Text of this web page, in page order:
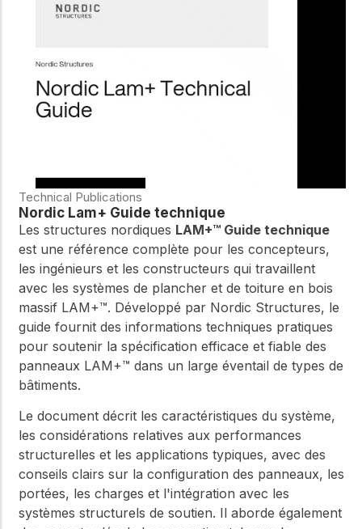
meilleures pratiques.
d'innovation
dans le domaine
l'innovation dans la
construction en bois et
la durabilité.
des ressources pratiques
Technical Publications
Nordic Lam+ Guide technique
Les structures nordiques LAM+™ Guide technique
est une référence complète pour les concepteurs,
les ingénieurs et les constructeurs qui travaillent
avec les systèmes de plancher et de toiture en bois
massif LAM+™. Développé par Nordic Structures, le
guide fournit des informations techniques pratiques
pour soutenir la spécification efficace et fiable des
panneaux LAM+™ dans un large éventail de types de
bâtiments.
Le document décrit les caractéristiques du système,
les considérations relatives aux performances
structurelles et les applications typiques, avec des
conseils clairs sur la configuration des panneaux, les
portées, les charges et l'intégration avec les
systèmes structurels de soutien. Il aborde également